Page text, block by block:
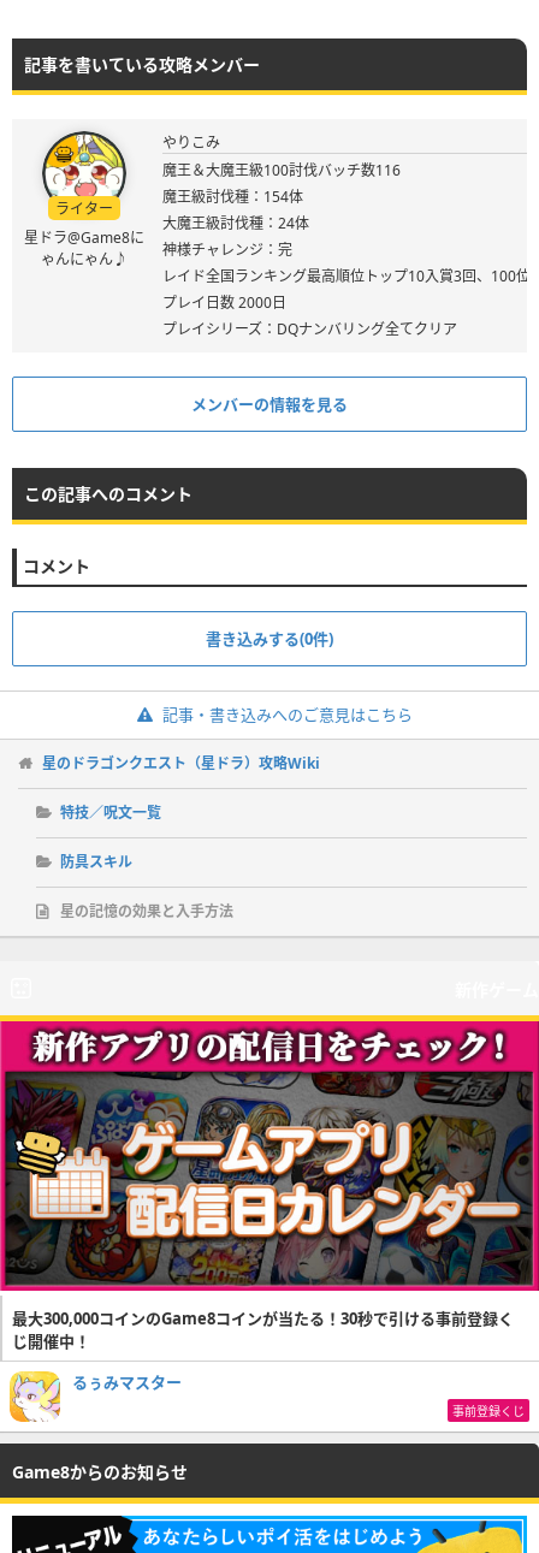
記事を書いている攻略メンバー
ライター
星ドラ@Game8に
ゃんにゃん♪
やりこみ
魔王＆大魔王級100討伐バッチ数116
魔王級討伐種：154体
大魔王級討伐種：24体
神様チャレンジ：完
レイド全国ランキング最高順位トップ10入賞3回、100位
プレイ日数 2000日
プレイシリーズ：DQナンバリング全てクリア
メンバーの情報を見る
この記事へのコメント
コメント
書き込みする(0件)
記事・書き込みへのご意見はこちら
星のドラゴンクエスト（星ドラ）攻略Wiki
特技／呪文一覧
防具スキル
星の記憶の効果と入手方法
最大300,000コインのGame8コインが当たる！30秒で引ける事前登録く
じ開催中！
るぅみマスター
事前登録くじ
Game8からのお知らせ